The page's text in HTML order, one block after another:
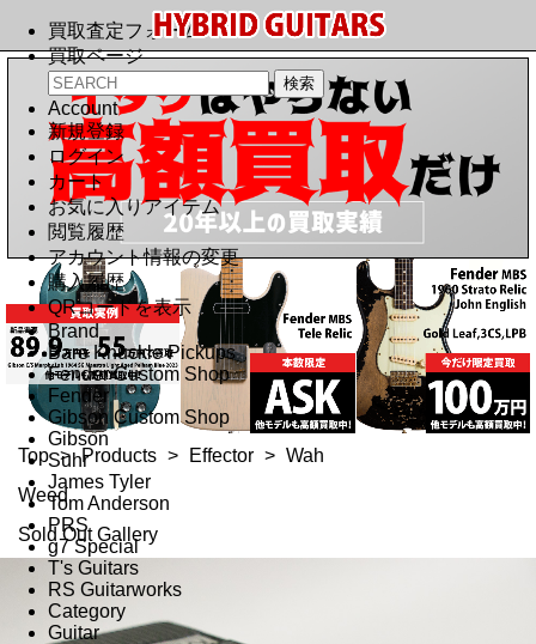
買取査定フォーム
買取ページ
Account
新規登録
ログイン
カート
お気に入りアイテム
閲覧履歴
アカウント情報の変更
購入履歴
QRコードを表示
Brand
Bare Knuckle Pickups
Fender Custom Shop
Fender
Gibson Custom Shop
Gibson
Suhr
James Tyler
Tom Anderson
PRS
g7 Special
T's Guitars
RS Guitarworks
Category
Guitar
Top > Products > Effector > Wah
Weed
Sold Out Gallery